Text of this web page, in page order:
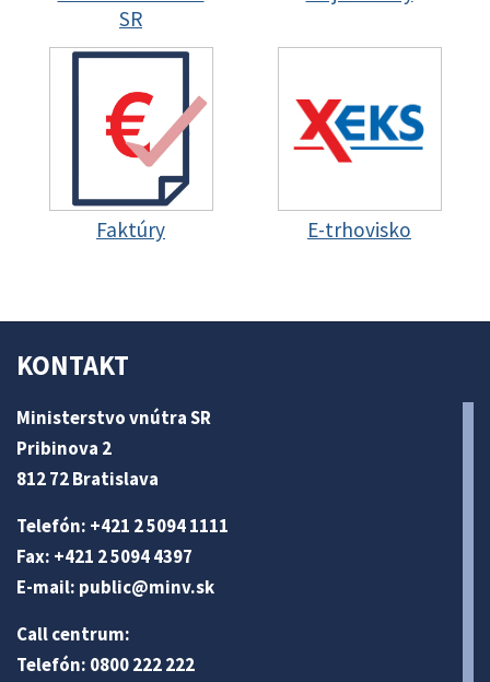
SR
Faktúry E-trhovisko
KONTAKT
Ministerstvo vnútra SR
Pribinova 2
812 72 Bratislava
Telefón: +421 2 5094 1111
Fax: +421 2 5094 4397
E-mail: public@minv.sk
Call centrum:
Telefón: 0800 222 222